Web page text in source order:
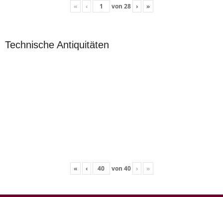
« ‹ von 28 › »
Technische Antiquitäten
« ‹ von 40 › »